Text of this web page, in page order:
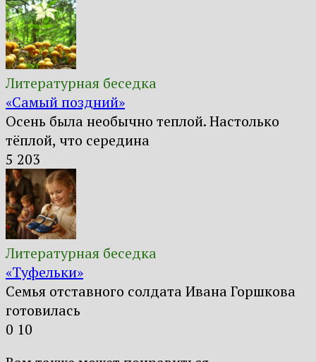
Литературная беседка
«Самый поздний»
Осень была необычно теплой. Настолько
тёплой, что середина
5 203
Литературная беседка
«Туфельки»
Семья отставного солдата Ивана Горшкова
готовилась
0 10